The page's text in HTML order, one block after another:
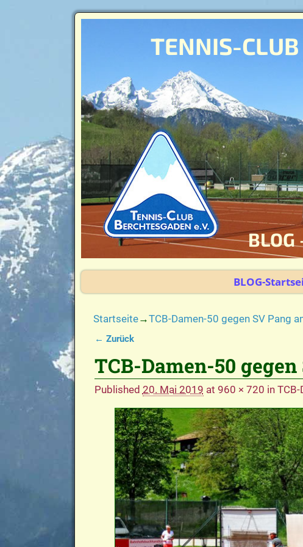
TENNIS-
BLOG-
Startseite→TCB-Damen-50 gegen SV Pang
← Zurück
TCB-Damen-50 gegen
Published 20. Mai 2019 at 960 × 720 in